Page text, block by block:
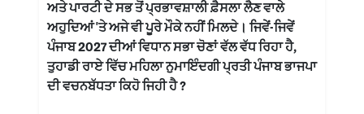
ਅਤੇ ਪਾਰਟੀ ਦੇ ਸਭ ਤੋਂ ਪ੍ਰਭਾਵਸ਼ਾਲੀ ਫ਼ੈਸਲਾ ਲੈਣ ਵਾਲੇ
ਅਹੁਦਿਆਂ 'ਤੇ ਅਜੇ ਵੀ ਪੂਰੇ ਮੌਕੇ ਨਹੀਂ ਮਿਲਦੇ। ਜਿਵੇਂ-ਜਿਵੇਂ
ਪੰਜਾਬ 2027 ਦੀਆਂ ਵਿਧਾਨ ਸਭਾ ਚੋਣਾਂ ਵੱਲ ਵੱਧ ਰਿਹਾ ਹੈ,
ਤੁਹਾਡੀ ਰਾਏ ਵਿੱਚ ਮਹਿਲਾ ਨੁਮਾਇੰਦਗੀ ਪ੍ਰਤੀ ਪੰਜਾਬ ਭਾਜਪਾ
ਦੀ ਵਚਨਬੱਧਤਾ ਕਿਹੋ ਜਿਹੀ ਹੈ ?